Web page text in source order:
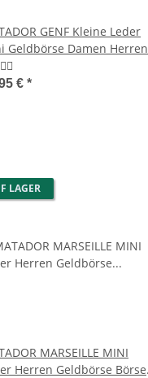
GENF Kleine Leder
Geldbörse Damen Herren
€ *
LAGER
MARSEILLE MINI
Herren Geldbörse Börse
Echt Leder
Handy-Tasche